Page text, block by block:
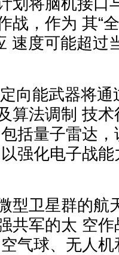
划将脑机接口
战，作为 其“
速度可能超过
向能武器将
算法调制 技
括量子雷达
强化电子战
型卫星群的航
共军的太 空
气球、无人